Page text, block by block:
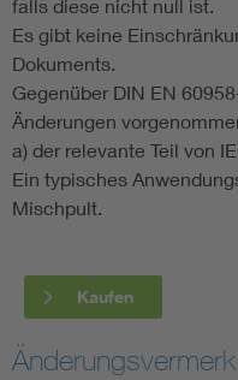
falls diese nicht null ist.
Es gibt keine
Dokuments.
Gegenüber DIN EN
Änderungen
a) der relevante Teil von
Ein typisches
Mischpult.
Kaufen
Änderungsvermerk